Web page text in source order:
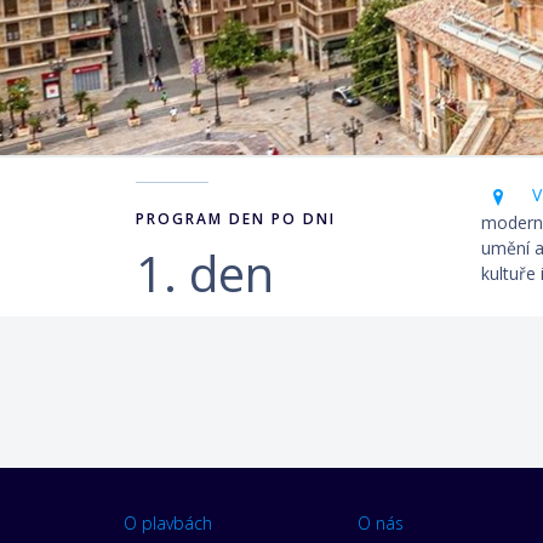
PROGRAM DEN PO DNI
1. den
umění
kultuře
O plavbách O nás